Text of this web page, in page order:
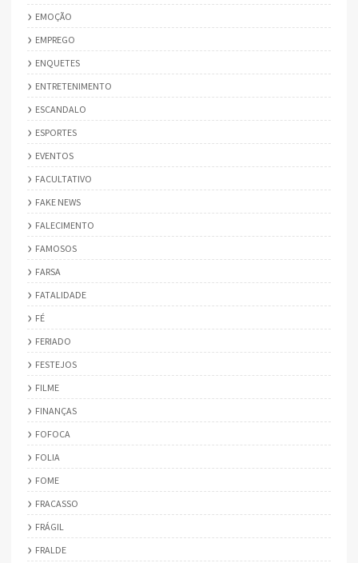
EMOÇÃO
EMPREGO
ENQUETES
ENTRETENIMENTO
ESCANDALO
ESPORTES
EVENTOS
FACULTATIVO
FAKE NEWS
FALECIMENTO
FAMOSOS
FARSA
FATALIDADE
FÉ
FERIADO
FESTEJOS
FILME
FINANÇAS
FOFOCA
FOLIA
FOME
FRACASSO
FRÁGIL
FRALDE